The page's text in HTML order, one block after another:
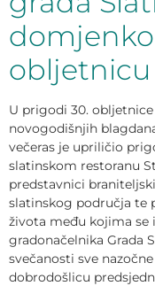
obljetnicu
U prigodi 30.
novogodišnjih
večeras je upriličio
slatinskom restoranu
predstavnici
slatinskog područja te
života među kojima se
gradonačelnika Grada
svečanosti sve
dobrodošlicu